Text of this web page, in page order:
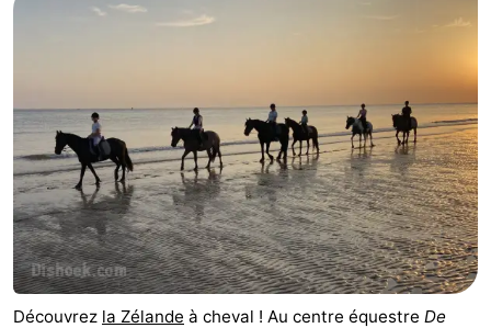
Aparthotel
-
Duinoord
-
Duinweg
18
-
Kurhaus
-
Residentie
Soutelande
Campings
Chambre
Découvrez la Zélande à cheval ! Au centre équestre De